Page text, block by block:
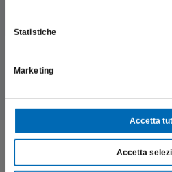
Statistiche
Marketing
Accetta
Accetta
Con gli strumenti giusti, la rimozione